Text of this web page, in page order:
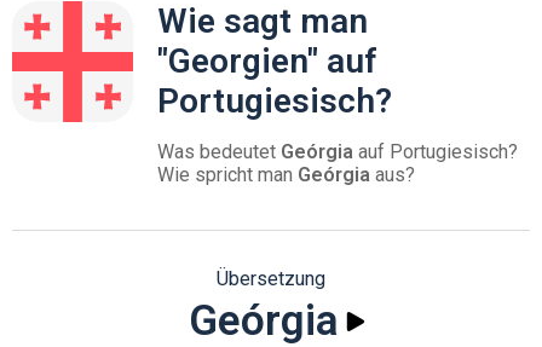
Wie sagt man
"Georgien" auf
Portugiesisch?
Was bedeutet Geórgia auf Portugiesisch?
Wie spricht man Geórgia aus?
Übersetzung
Geórgia